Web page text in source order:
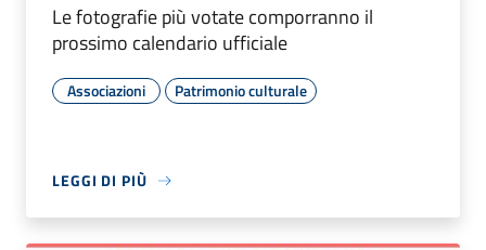
Le fotografie più votate comporranno il
prossimo calendario ufficiale
Associazioni Patrimonio culturale
LEGGI DI PIÙ